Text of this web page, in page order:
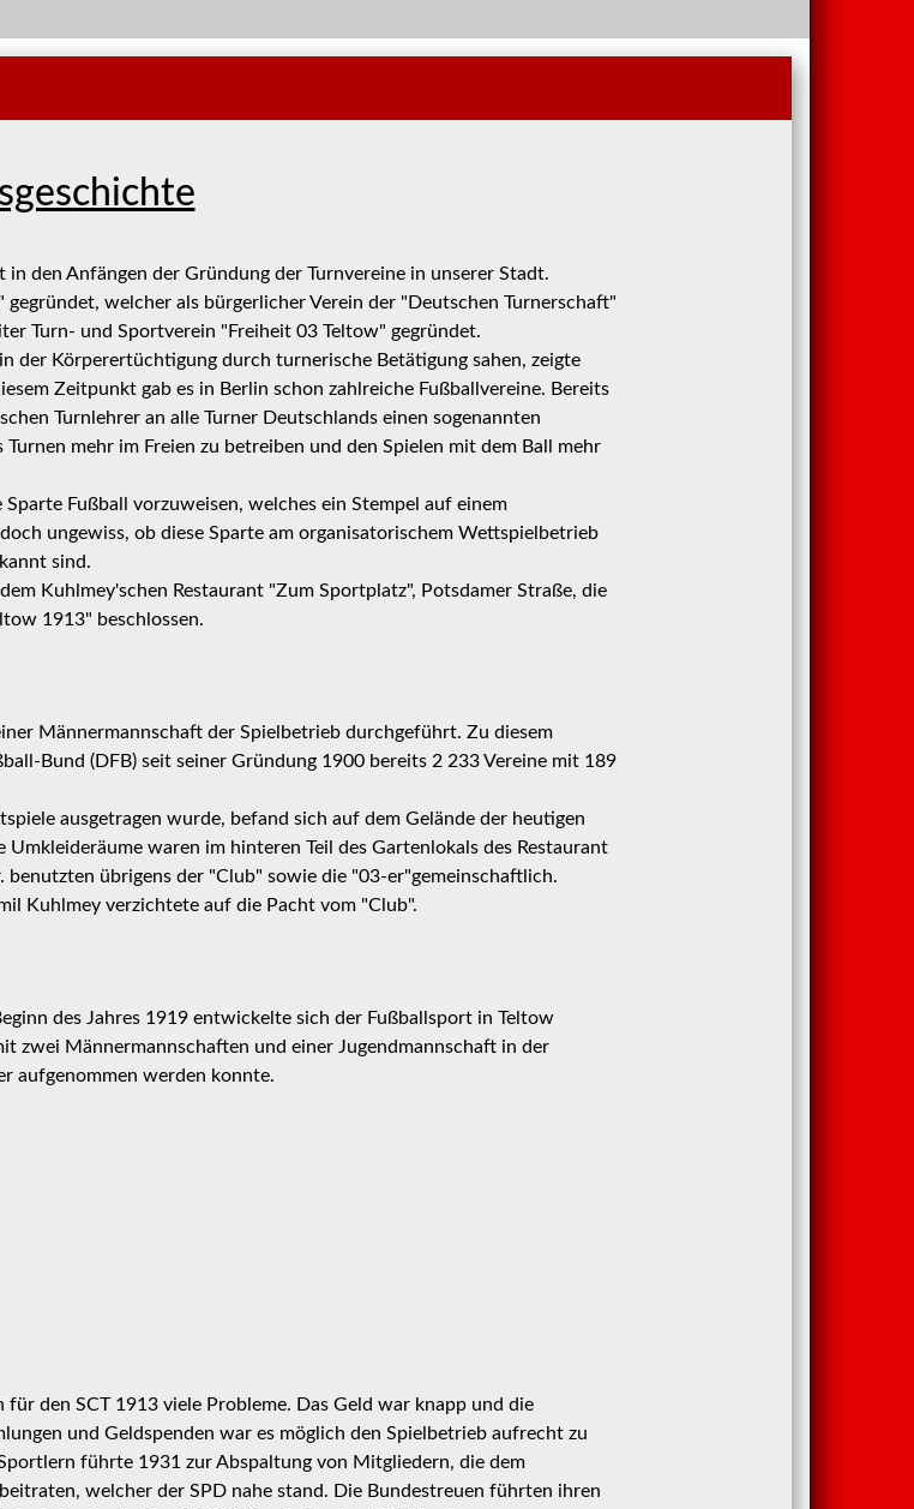
den Anfängen der Gründung der Turnvereine in unserer Stadt.
welcher als bürgerlicher Verein der "Deutschen Turnerschaft"
Turn- und Sportverein "Freiheit 03 Teltow" gegründet.
der Körperertüchtigung durch turnerische Betätigung sahen, zeigte
Zeitpunkt gab es in Berlin schon zahlreiche Fußballvereine. Bereits
Turnlehrer an alle Turner Deutschlands einen sogenannten
mehr im Freien zu betreiben und den Spielen mit dem Ball mehr
Fußball vorzuweisen, welches ein Stempel auf einem
ungewiss, ob diese Sparte am organisatorischem Wettspielbetrieb
sind.
Kuhlmey'schen Restaurant "Zum Sportplatz", Potsdamer Straße, die
1913" beschlossen.
Männermannschaft der Spielbetrieb durchgeführt. Zu diesem
Bund (DFB) seit seiner Gründung 1900 bereits 2 233 Vereine mit 189
ausgetragen wurde, befand sich auf dem Gelände der heutigen
Umkleideräume waren im hinteren Teil des Gartenlokals des Restaurant
benutzten übrigens der "Club" sowie die "03-er"gemeinschaftlich.
Kuhlmey verzichtete auf die Pacht vom "Club".
des Jahres 1919 entwickelte sich der Fußballsport in Teltow
zwei Männermannschaften und einer Jugendmannschaft in der
aufgenommen werden konnte.
den SCT 1913 viele Probleme. Das Geld war knapp und die
und Geldspenden war es möglich den Spielbetrieb aufrecht zu
führte 1931 zur Abspaltung von Mitgliedern, die dem
welcher der SPD nahe stand. Die Bundestreuen führten ihren